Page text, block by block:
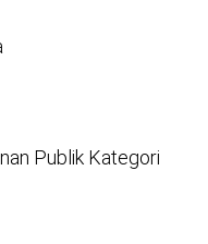
Publik Kategori